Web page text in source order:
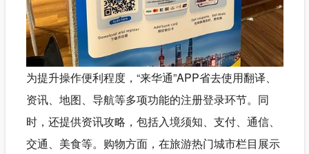
为提升操作便利程度，“来华通”APP省去使用翻译、
资讯、地图、导航等多项功能的注册登录环节。同
时，还提供资讯攻略，包括入境须知、支付、通信、
交通、美食等。购物方面，在旅游热门城市栏目展示